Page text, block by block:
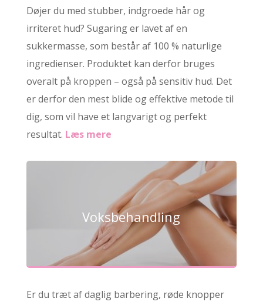
Døjer du med stubber, indgroede hår og
irriteret hud? Sugaring er lavet af en
sukkermasse, som består af 100 % naturlige
ingredienser. Produktet kan derfor bruges
overalt på kroppen – også på sensitiv hud. Det
er derfor den mest blide og effektive metode til
dig, som vil have et langvarigt og perfekt
resultat. Læs mere
Voksbehandling
Er du træt af daglig barbering, røde knopper